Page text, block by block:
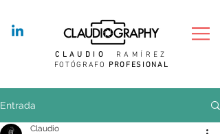
CLAUDIO
RAMÍREZ
FOTÓGRAFO PROFESIONAL
Entrada
Claudio